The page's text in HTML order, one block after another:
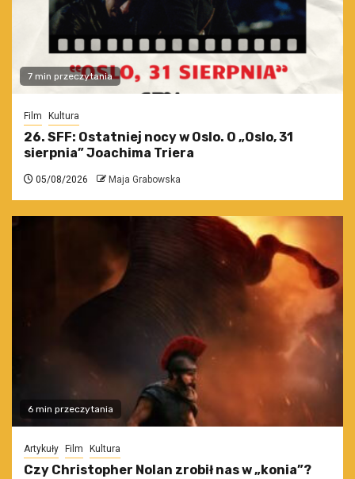
7 min przeczytania
Film Kultura
26. SFF: Ostatniej nocy w Oslo. O „Oslo, 31
sierpnia” Joachima Triera
05/08/2026 Maja Grabowska
6 min przeczytania
Artykuły Film Kultura
Czy Christopher Nolan zrobił nas w „konia”?